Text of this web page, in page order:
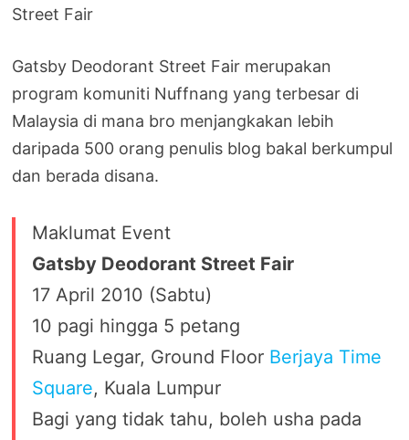
Street Fair
Gatsby Deodorant Street Fair merupakan
program komuniti Nuffnang yang terbesar di
Malaysia di mana bro menjangkakan lebih
daripada 500 orang penulis blog bakal berkumpul
dan berada disana.
Maklumat Event
Gatsby Deodorant Street Fair
17 April 2010 (Sabtu)
10 pagi hingga 5 petang
Ruang Legar, Ground Floor Berjaya Time
Square, Kuala Lumpur
Bagi yang tidak tahu, boleh usha pada